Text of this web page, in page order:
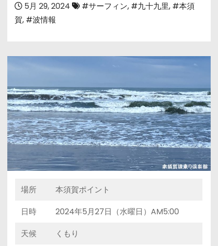
5月 29, 2024 #サーフィン, #九十九里, #本須
賀, #波情報
場所
本須賀ポイント
日時
2024年5月27日（水曜日）AM5:00
天候
くもり